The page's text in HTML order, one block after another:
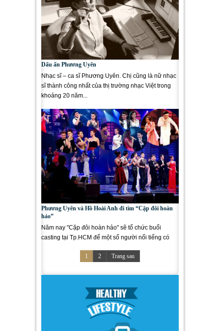
Dấu ấn Phương Uyên
Nhạc sĩ – ca sĩ Phương Uyên. Chị cũng là nữ nhạc
sĩ thành công nhất của thị trường nhạc Việt trong
khoảng 20 năm...
Phương Uyên và Hồ Hoài Anh đi tìm “Cặp đôi hoàn
hảo”
Năm nay "Cặp đôi hoàn hảo" sẽ tổ chức buổi
casting tại Tp.HCM để một số người nổi tiếng có
1
2 Trang sau